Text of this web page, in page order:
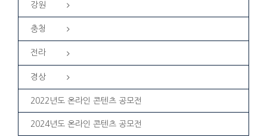
강원
충청
전라
경상
2022년도 온라인 콘텐츠 공모전
2024년도 온라인 콘텐츠 공모전